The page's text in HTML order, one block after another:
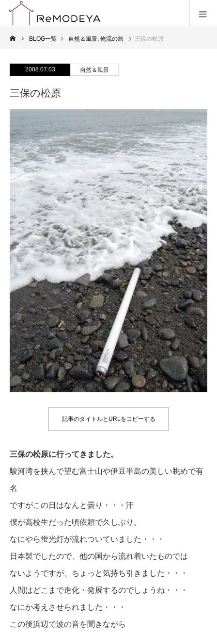
BLOG一覧 自然＆風景, 俺流の旅 三保の松原
2008.07.03 自然＆風景
三保の松原
記事のタイトルとURLをコピーする
三保の松原に行ってきました。
駿河湾を挟んで望む富士山や伊豆半島の美しい眺めで有
名
ですがこの日はなんと曇り・・・汗
僕が高校生だった頃依頼で久しぶり。
なにやら蛍光灯が流れついていました・・・
日本製でしたので、他の国から流れ着いたものでは
ないようですが、ちょっと気持ち引きました・・・
人間はどこまで進化・発展するのでしょうね・・・
なにか考えさせられました・・・
この後浜辺で波の音を聞きながら